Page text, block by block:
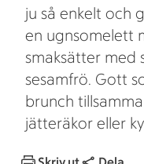
ju så enkelt och
en ugnsomelett
smaksätter med
sesamfrö. Gott
brunch
jätteräkor eller